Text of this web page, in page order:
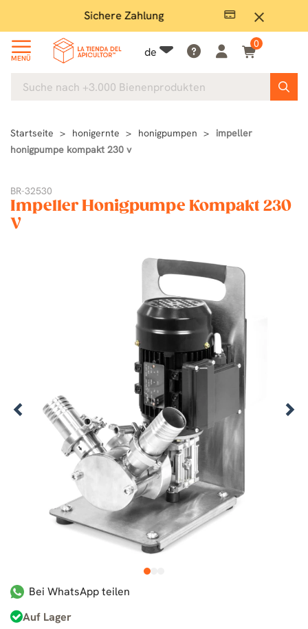
close
Sichere Zahlung
MENÜ de
0
Startseite honigernte honigpumpen
impeller
honigpumpe kompakt 230 v
BR-32530
Impeller Honigpumpe Kompakt 230
V
1
Bei WhatsApp teilen
Auf Lager